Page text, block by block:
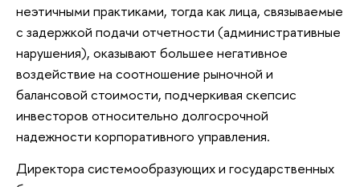
неэтичными практиками, тогда как лица, связываемые
с задержкой подачи отчетности (административные
нарушения), оказывают большее негативное
воздействие на соотношение рыночной и
балансовой стоимости, подчеркивая скепсис
инвесторов относительно долгосрочной
надежности корпоративного управления.
Директора системообразующих и государственных